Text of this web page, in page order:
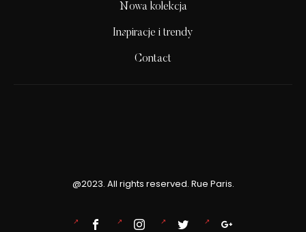
Nowa kolekcja
Inspiracje i trendy
Contact
@2023. All rights reserved. Rue Paris.